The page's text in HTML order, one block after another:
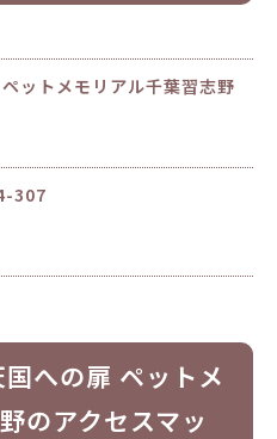
ットメモリアル千葉習志野
307
への扉 ペットメ
のアクセスマッ